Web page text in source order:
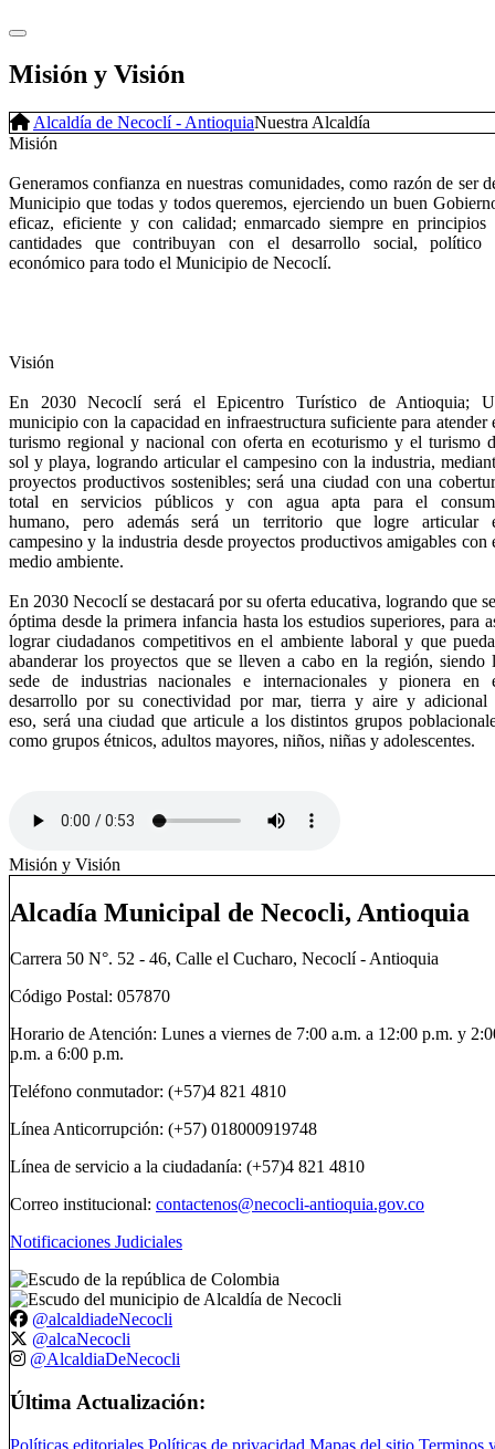
Misión y Visión
Alcaldía de Necoclí - AntioquiaNuestra Alcaldía
Misión
Generamos confianza en nuestras comunidades, como razón de ser
Municipio que todas y todos queremos, ejerciendo un buen
eficaz, eficiente y con calidad; enmarcado siempre en principios
cantidades que contribuyan con el desarrollo social, político
económico para todo el Municipio de Necoclí.
Visión
En 2030 Necoclí será el Epicentro Turístico de Antioquia;
municipio con la capacidad en infraestructura suficiente para atender
turismo regional y nacional con oferta en ecoturismo y el turismo
sol y playa, logrando articular el campesino con la industria,
proyectos productivos sostenibles; será una ciudad conuna
total en servicios públicos y con agua apta para el
humano, pero además será un territorio que logre articular
campesino y la industria desdeproyectos productivos amigables con
medio ambiente.
En 2030 Necoclí se destacará por su oferta educativa, logrando que
óptima desde la primera infancia hasta los estudios superiores, para
lograr ciudadanos competitivos en el ambiente laboral y que
abanderar los proyectos que se lleven a cabo en la región, siendo
sede de industrias nacionales e internacionales y pionera en
desarrollo por su conectividad por mar, tierra y aire y adicional
eso, será una ciudad que articule a los distintos grupos
como grupos étnicos, adultos mayores, niños, niñas y adolescentes.
Misión y Visión
Alcadía Municipal de Necocli, Antioquia
Carrera 50 N°. 52 - 46, Calle el Cucharo, Necoclí - Antioquia
Código Postal: 057870
Horario de Atención: Lunes a viernes de 7:00 a.m. a 12:00 p.m. y
p.m. a 6:00 p.m.
Teléfono conmutador: (+57)4 821 4810
Línea Anticorrupción: (+57) 018000919748
Línea de servicio a la ciudadanía: (+57)4 821 4810
Correo institucional: contactenos@necocli-antioquia.gov.co
Notificaciones Judiciales
@alcaldiadeNecocli
@alcaNecocli
@AlcaldiaDeNecocli
Última Actualización:
Políticas editoriales Políticas de privacidad Mapas del sitio Terminos